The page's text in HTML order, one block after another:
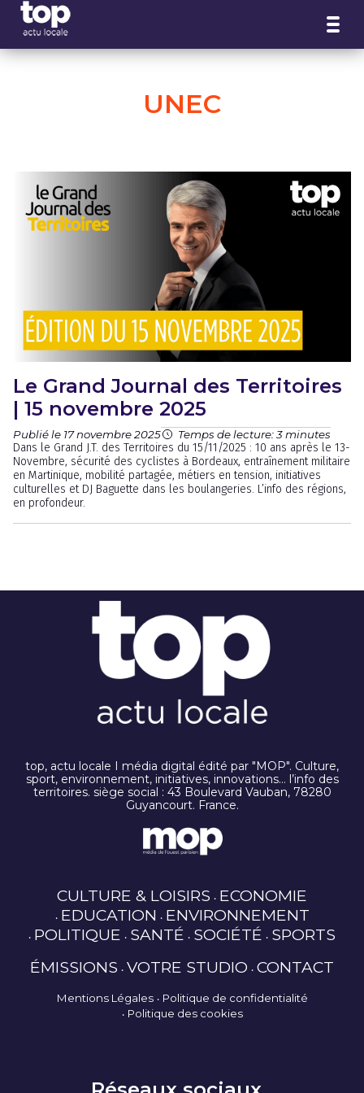
UNEC
Le Grand Journal des Territoires
| 15 novembre 2025
Publié le 17 novembre 2025 Temps de lecture: 3 minutes
Dans le Grand J.T. des Territoires du 15/11/2025 : 10 ans après le 13-
Novembre, sécurité des cyclistes à Bordeaux, entraînement militaire
en Martinique, mobilité partagée, métiers en tension, initiatives
culturelles et DJ Baguette dans les boulangeries. L’info des régions,
en profondeur.
top, actu locale I média digital édité par "MOP". Culture,
sport, environnement, initiatives, innovations… l’info des
territoires. siège social : 43 Boulevard Vauban, 78280
Guyancourt. France.
CULTURE & LOISIRS ECONOMIE
EDUCATION ENVIRONNEMENT
POLITIQUE SANTÉ SOCIÉTÉ SPORTS
ÉMISSIONS VOTRE STUDIO CONTACT
Mentions Légales
Politique de confidentialité
Politique des cookies
Panneau de gestion des cookies